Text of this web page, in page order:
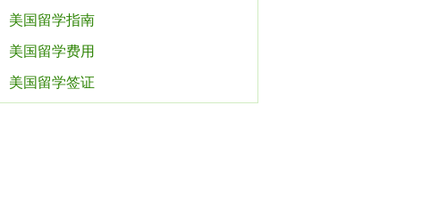
美国留学指南
美国留学费用
美国留学签证